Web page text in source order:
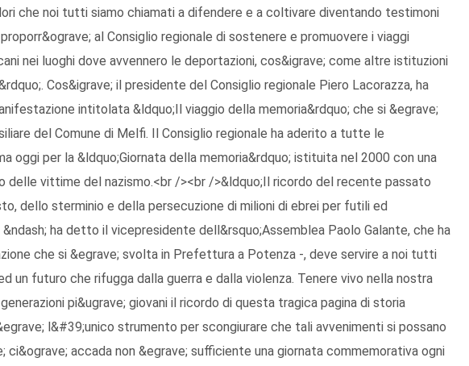
che noi tutti siamo chiamati a difendere e a coltivare diventando testimoni
al Consiglio regionale di sostenere e promuovere i viaggi
nei luoghi dove avvennero le deportazioni, cos&igrave; come altre istituzioni
Cos&igrave; il presidente del Consiglio regionale Piero Lacorazza, ha
intitolata &ldquo;Il viaggio della memoria&rdquo; che si &egrave;
del Comune di Melfi. Il Consiglio regionale ha aderito a tutte le
oggi per la &ldquo;Giornata della memoria&rdquo; istituita nel 2000 con una
delle vittime del nazismo.<br /><br />&ldquo;Il ricordo del recente passato
dello sterminio e della persecuzione di milioni di ebrei per futili ed
ha detto il vicepresidente dell&rsquo;Assemblea Paolo Galante, che ha
che si &egrave; svolta in Prefettura a Potenza -, deve servire a noi tutti
un futuro che rifugga dalla guerra e dalla violenza. Tenere vivo nella nostra
pi&ugrave; giovani il ricordo di questa tragica pagina di storia
l&#39;unico strumento per scongiurare che tali avvenimenti si possano
ci&ograve; accada non &egrave; sufficiente una giornata commemorativa ogni